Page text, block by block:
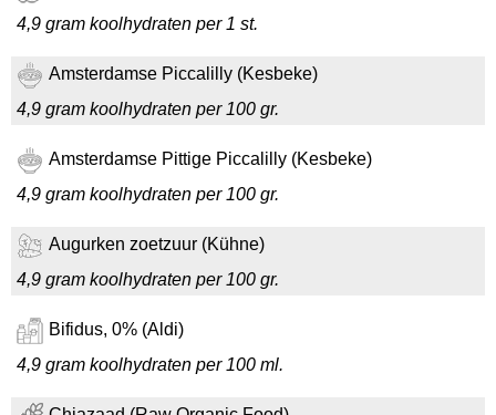
4,9 gram koolhydraten per 1 st.
Amsterdamse Piccalilly (Kesbeke)
4,9 gram koolhydraten per 100 gr.
Amsterdamse Pittige Piccalilly (Kesbeke)
4,9 gram koolhydraten per 100 gr.
Augurken zoetzuur (Kühne)
4,9 gram koolhydraten per 100 gr.
Bifidus, 0% (Aldi)
4,9 gram koolhydraten per 100 ml.